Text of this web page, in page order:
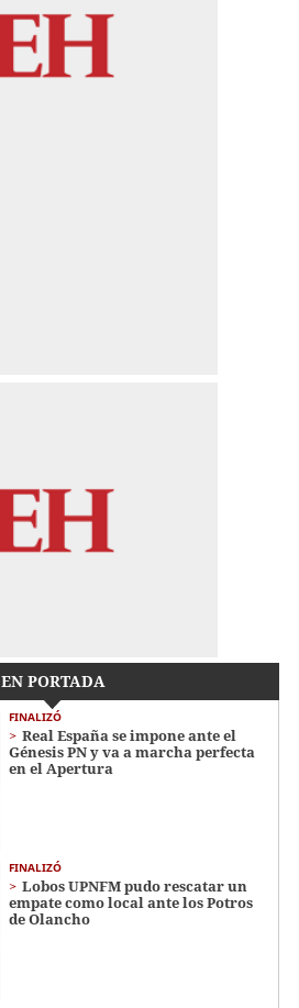
EN PORTADA
FINALIZÓ
Real España se impone ante el
Génesis PN y va a marcha perfecta
en el Apertura
FINALIZÓ
Lobos UPNFM pudo rescatar un
empate como local ante los Potros
de Olancho